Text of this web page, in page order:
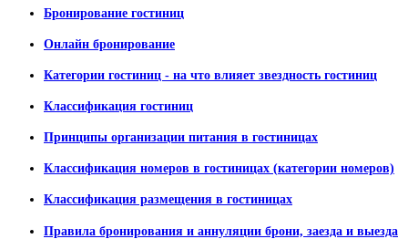
Бронирование гостиниц
Онлайн бронирование
Категории гостиниц - на что влияет звездность гостиниц
Классификация гостиниц
Принципы организации питания в гостиницах
Классификация номеров в гостиницах (категории номеров)
Классификация размещения в гостиницах
Правила бронирования и аннуляции брони, заезда и выезда